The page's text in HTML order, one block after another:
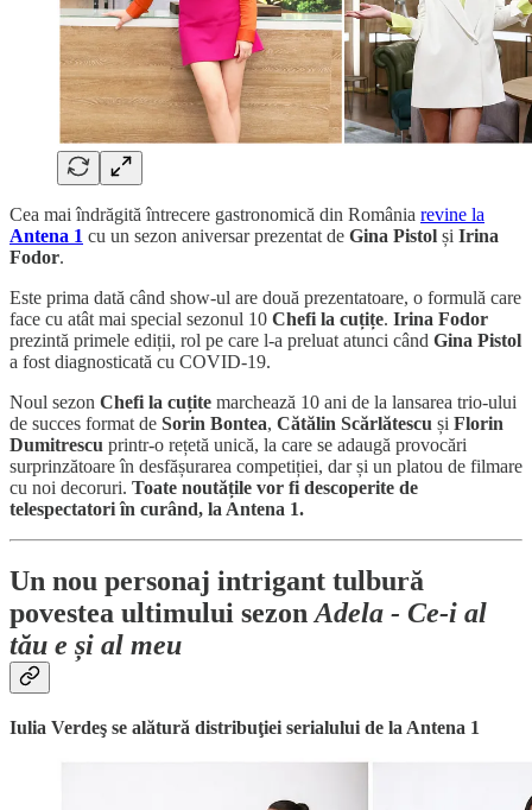
Cea mai îndrăgită întrecere gastronomică din România revine la
Antena 1 cu un sezon aniversar prezentat de Gina Pistol și Irina
Fodor.
Este prima dată când show-ul are două prezentatoare, o formulă care
face cu atât mai special sezonul 10 Chefi la cuțițe. Irina Fodor
prezintă primele ediții, rol pe care l-a preluat atunci când Gina Pistol
a fost diagnosticată cu COVID-19.
Noul sezon Chefi la cuțite marchează 10 ani de la lansarea trio-ului
de succes format de Sorin Bontea, Cătălin Scărlătescu și Florin
Dumitrescu printr-o rețetă unică, la care se adaugă provocări
surprinzătoare în desfășurarea competiției, dar și un platou de filmare
cu noi decoruri. Toate noutățile vor fi descoperite de
telespectatori în curând, la Antena 1.
Un nou personaj intrigant tulbură
povestea ultimului sezon Adela - Ce-i al
tău e și al meu
Iulia Verdeş se alătură distribuţiei serialului de la Antena 1